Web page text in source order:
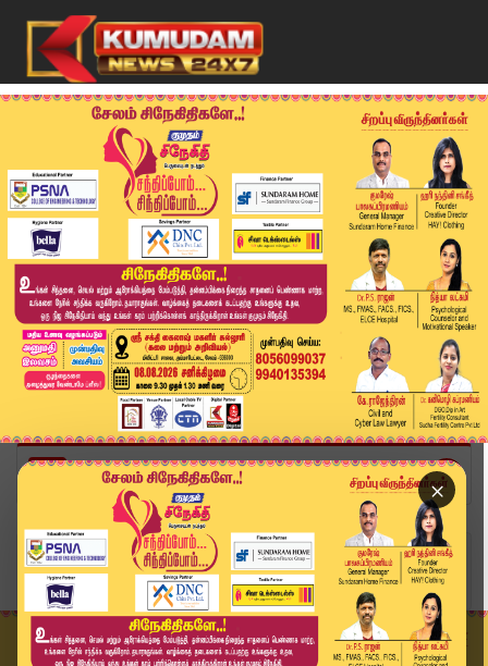
×
Home
வீடியோ ஸ்டோரி
டெட் தேர்வில் தேர்ச்சி பெற அவகாசம் நீட்டிப்பு.....